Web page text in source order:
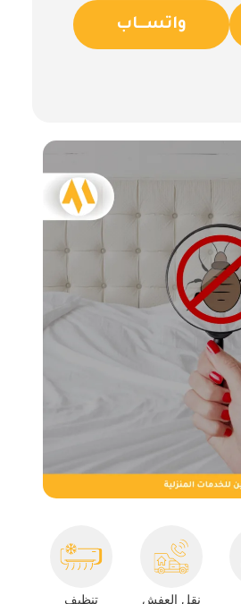
واتســاب
نقل العفش
تنظيف